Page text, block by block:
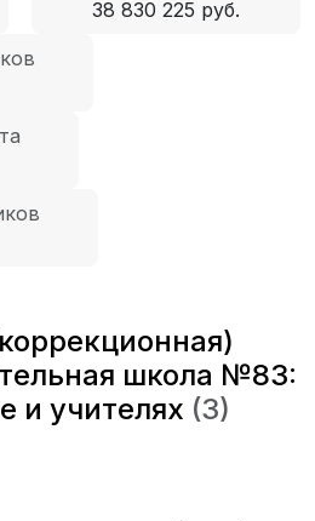
38 830 225 руб.
школа №83:
и учителях (3)